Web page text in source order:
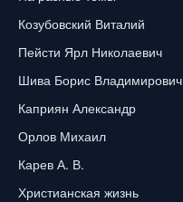
Козубовский Виталий
Пейсти Ярл Николаевич
Шива Борис Владимирович
Каприян Александр
Орлов Михаил
Карев А. В.
Христианская жизнь